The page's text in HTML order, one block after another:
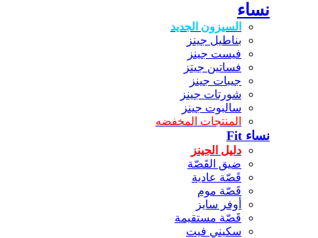
نساء
السيزون الجديد
بناطيل جينز
فيست جينز
فساتين جيتز
جيبات جينز
شورتات جينز
سالبوت جينز
المنتجات المخفضه
نساء Fit
دليل الجينز
ضيق القَصّة
قَصّة عادية
قَصّة موم
أوفر سايز
قَصّة مستقيمة
سكيني فيت